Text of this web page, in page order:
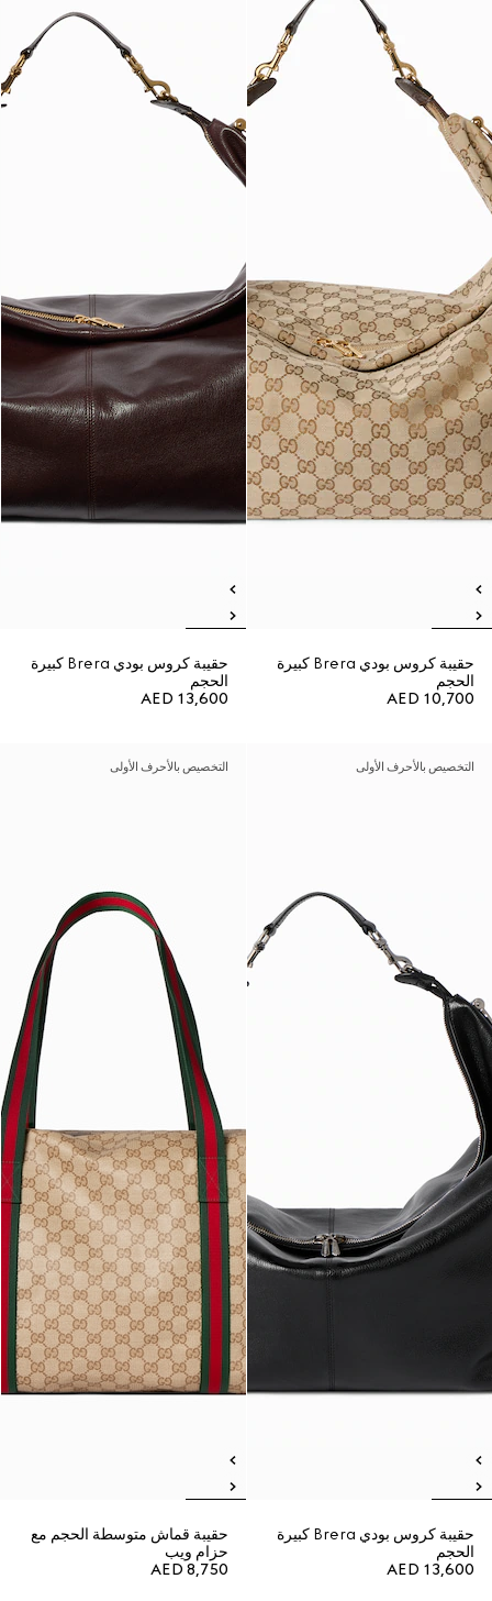
حقيبة كروس بودي Brera كبيرة
الحجم
AED 10,700
حقيبة كروس بودي Brera كبيرة
الحجم
AED 13,600
التخصيص بالأحرف الأولى
حقيبة كروس بودي Brera كبيرة
الحجم
AED 13,600
التخصيص بالأحرف الأولى
حقيبة قماش متوسطة الحجم مع
حزام ويب
AED 8,750